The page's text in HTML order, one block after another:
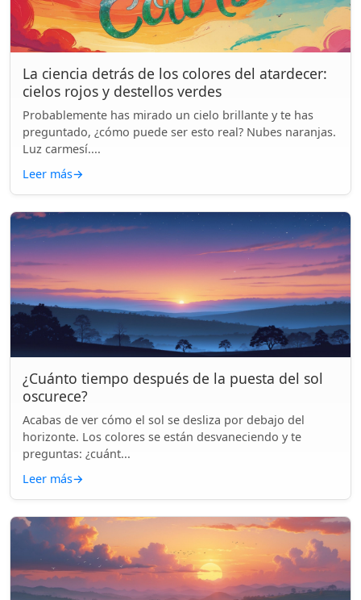
La ciencia detrás de los colores del atardecer:
cielos rojos y destellos verdes
Probablemente has mirado un cielo brillante y te has
preguntado, ¿cómo puede ser esto real? Nubes naranjas.
Luz carmesí....
Leer más→
¿Cuánto tiempo después de la puesta del sol
oscurece?
Acabas de ver cómo el sol se desliza por debajo del
horizonte. Los colores se están desvaneciendo y te
preguntas: ¿cuánt...
Leer más→